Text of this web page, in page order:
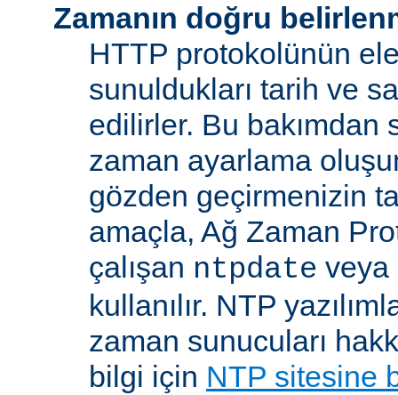
Zamanın doğru
HTTP protokolünün
sunuldukları tarih ve
edilirler. Bu bakımdan
zaman ayarlama
gözden geçirmenizin
amaçla, Ağ Zaman
çalışan ntpdate veya
kullanılır. NTP
zaman sunucuları
bilgi için NTP sitesine